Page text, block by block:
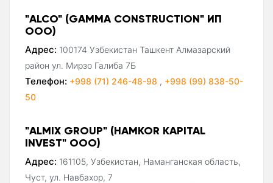
"ALCO" (GAMMA CONSTRUCTION" ИП
ООО)
Адрес: 100174 Узбекистан Ташкент Алмазарский
район ул. Мирзо Галиба 7Б
Телефон: +998 (71) 246-48-98 , +998 (99) 838-50-
50
"ALMIX GROUP" (HAMKOR KAPITAL
INVEST" ООО)
Адрес: 161105, Узбекистан, Наманганская область,
Чуст, ул. Навбахор, 7